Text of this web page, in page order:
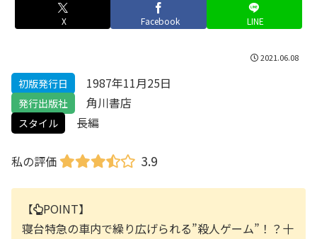
X Facebook LINE
2021.06.08
初版発行日 1987年11月25日
発行出版社 角川書店
スタイル 長編
私の評価 3.9
【
POINT】
寝台特急の車内で繰り広げられる”殺人ゲーム”！？十